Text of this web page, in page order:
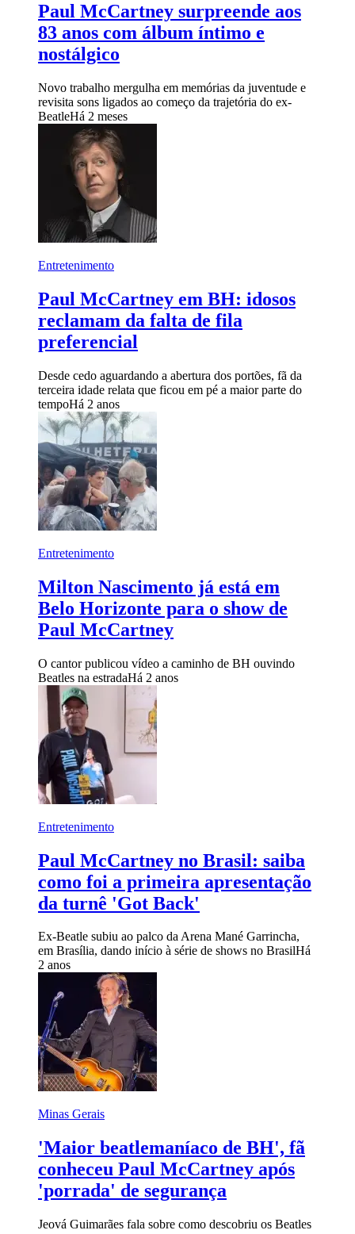
Paul McCartney surpreende aos
83 anos com álbum íntimo e
nostálgico
Novo trabalho mergulha em memórias da juventude e
revisita sons ligados ao começo da trajetória do ex-
BeatleHá 2 meses
Entretenimento
Paul McCartney em BH: idosos
reclamam da falta de fila
preferencial
Desde cedo aguardando a abertura dos portões, fã da
terceira idade relata que ficou em pé a maior parte do
tempoHá 2 anos
Entretenimento
Milton Nascimento já está em
Belo Horizonte para o show de
Paul McCartney
O cantor publicou vídeo a caminho de BH ouvindo
Beatles na estradaHá 2 anos
Entretenimento
Paul McCartney no Brasil: saiba
como foi a primeira apresentação
da turnê 'Got Back'
Ex-Beatle subiu ao palco da Arena Mané Garrincha,
em Brasília, dando início à série de shows no BrasilHá
2 anos
Minas Gerais
'Maior beatlemaníaco de BH', fã
conheceu Paul McCartney após
'porrada' de segurança
Jeová Guimarães fala sobre como descobriu os Beatles